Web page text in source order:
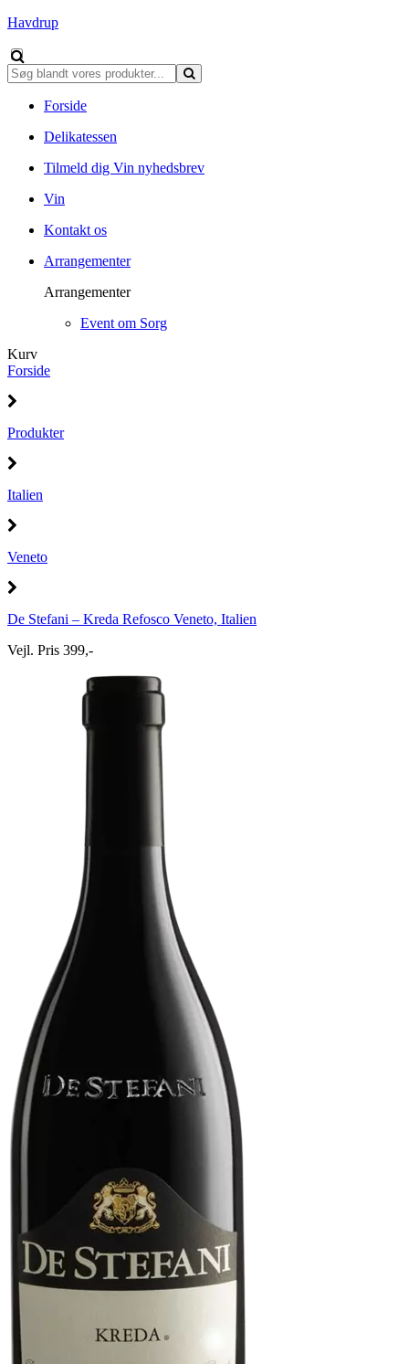
Havdrup
Forside
Delikatessen
Tilmeld dig Vin nyhedsbrev
Vin
Kontakt os
Arrangementer
Arrangementer
Event om Sorg
Kurv
Forside
Produkter
Italien
Veneto
De Stefani – Kreda Refosco Veneto, Italien
Vejl. Pris 399,-